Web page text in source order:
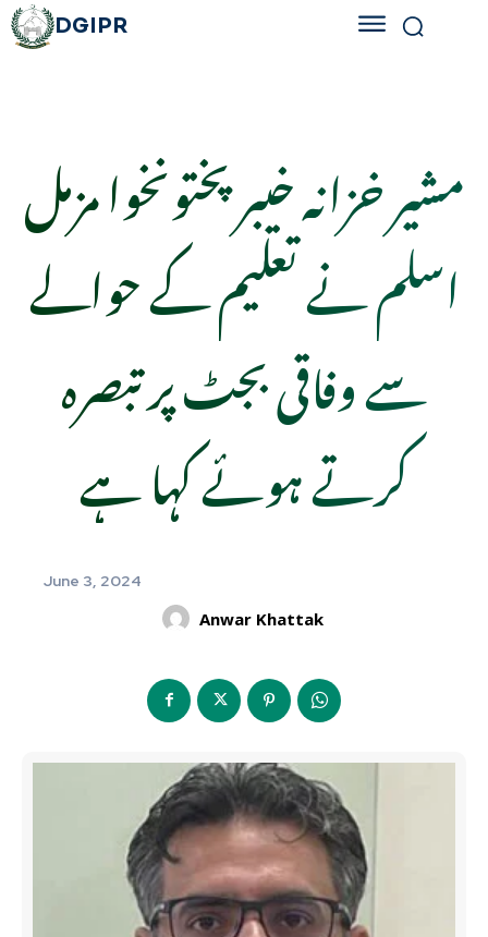
DGIPR
مشیر خزانہ خیبرپختونخوا مزمل
اسلم نے تعلیم کے حوالے
سے وفاقی بجٹ پر تبصرہ
کرتے ہوئے کہا ہے
June 3, 2024
Anwar Khattak